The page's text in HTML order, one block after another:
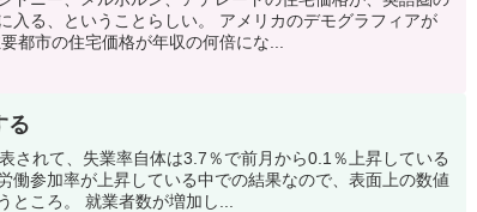
入る、ということらしい。 アメリカのデモグラフィアが
都市の住宅価格が年収の何倍にな...
る
されて、失業率自体は3.7％で前月から0.1％上昇している
働参加率が上昇している中での結果なので、表面上の数値
ところ。 就業者数が増加し...